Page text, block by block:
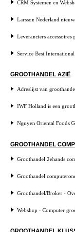
CRM Systemen en
Larsson Nederland
Leveranciers accessoires
Service Best
GROOTHANDEL AZIË
Adreslijst van
IWF Holland is een
Nguyen Oriental Foods
GROOTHANDEL
Groothandel 2ehands
Groothandel
Groothandel/Broker -
Webshop - Computer